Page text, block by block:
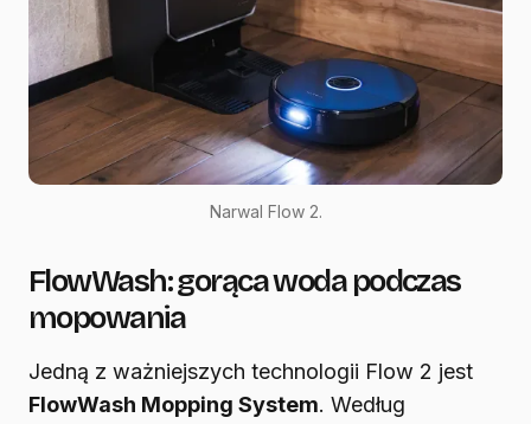
Narwal Flow 2.
FlowWash: gorąca woda podczas
mopowania
Jedną z ważniejszych technologii Flow 2 jest
FlowWash Mopping System. Według